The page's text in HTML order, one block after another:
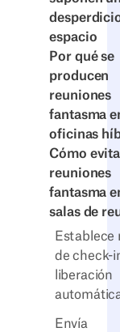
espacio
Por qué se
producen
reuniones
fantasma
oficinas
Cómo
reuniones
fantasma
salas de
Establece
de check-
liberación
Envía